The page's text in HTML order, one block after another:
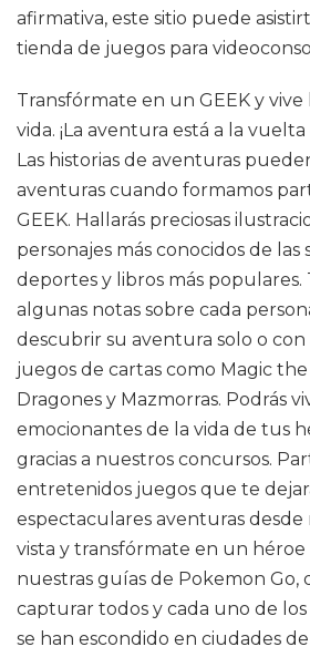
afirmativa, este sitio puede
tienda de juegos para
Transfórmate en un GEEK y
vida. ¡La aventura está a la
Las historias de aventuras
aventuras cuando formamos
GEEK. Hallarás preciosas
personajes más conocidos de las
deportes y libros más populares.
algunas notas sobre cada
descubrir su aventura solo o con
juegos de cartas como Magic
Dragones y Mazmorras. Podrás
emocionantes de la vida de tus
gracias a nuestros concursos.
entretenidos juegos que te
espectaculares aventuras
vista y transfórmate en un
nuestras guías de Pokemon Go,
capturar todos y cada uno de
se han escondido en ciudades